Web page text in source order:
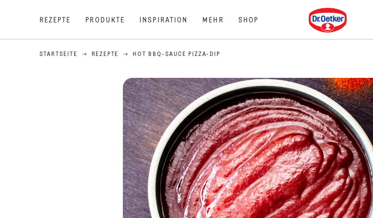
REZEPTE PRODUKTE INSPIRATION MEHR SHOP
Dr. Oetker
STARTSEITE REZEPTE HOT BBQ-SAUCE PIZZA-DIP